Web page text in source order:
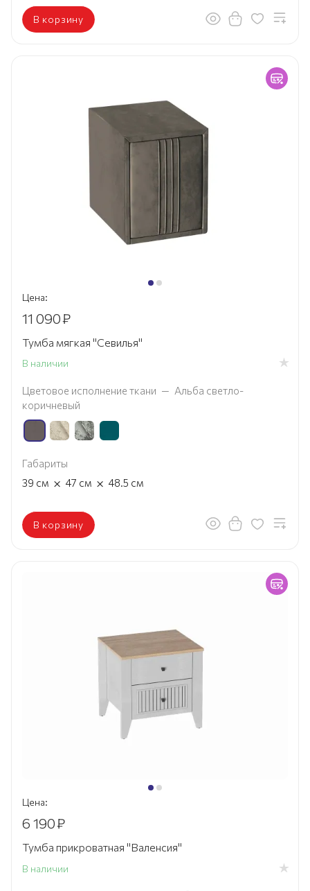
В корзину
Цена:
11 090₽
Тумба мягкая "Севилья"
В наличии
Цветовое исполнение ткани — Альба светло-
коричневый
Габариты
39 см × 47 см × 48.5 см
В корзину
Цена:
6 190₽
Тумба прикроватная "Валенсия"
В наличии